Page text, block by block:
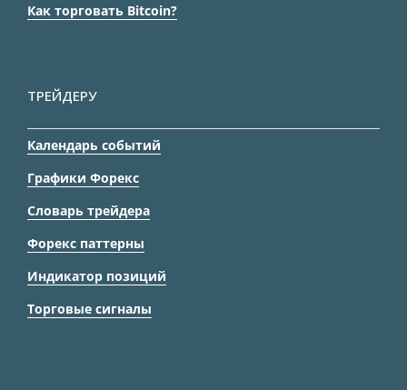
Как торговать Bitcoin?
ТРЕЙДЕРУ
Календарь событий
Графики Форекс
Словарь трейдера
Форекс паттерны
Индикатор позиций
Торговые сигналы